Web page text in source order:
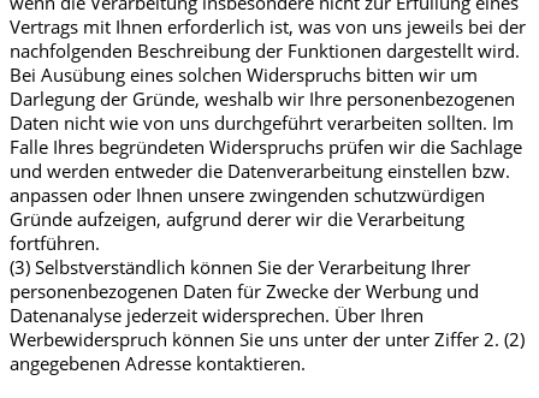
Vertrags mit Ihnen erforderlich ist, was von uns jeweils bei der
nachfolgenden Beschreibung der Funktionen dargestellt wird.
Bei Ausübung eines solchen Widerspruchs bitten wir um
Darlegung der Gründe, weshalb wir Ihre personenbezogenen
Daten nicht wie von uns durchgeführt verarbeiten sollten. Im
Falle Ihres begründeten Widerspruchs prüfen wir die Sachlage
und werden entweder die Datenverarbeitung einstellen bzw.
anpassen oder Ihnen unsere zwingenden schutzwürdigen
Gründe aufzeigen, aufgrund derer wir die Verarbeitung
fortführen.
(3) Selbstverständlich können Sie der Verarbeitung Ihrer
personenbezogenen Daten für Zwecke der Werbung und
Datenanalyse jederzeit widersprechen. Über Ihren
Werbewiderspruch können Sie uns unter der unter Ziffer 2. (2)
angegebenen Adresse kontaktieren.